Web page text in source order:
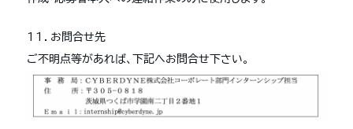
１１．お問合せ先
ご不明点等があれば、下記へお問合せ下さい。